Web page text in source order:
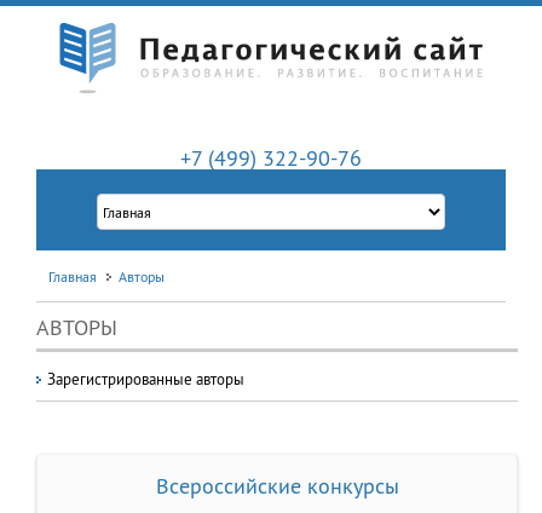
+7 (499) 322-90-76
Главная Авторы
АВТОРЫ
Зарегистрированные авторы
Всероссийские конкурсы